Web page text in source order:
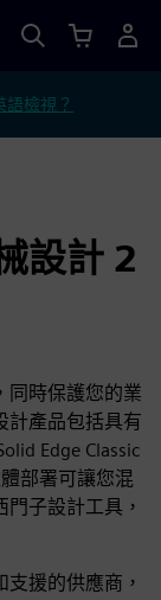
語檢視？
設計 2
同時保護您的業
計產品包括具有
Edge Classic
部署可讓您混
子設計工具，
援的供應商，